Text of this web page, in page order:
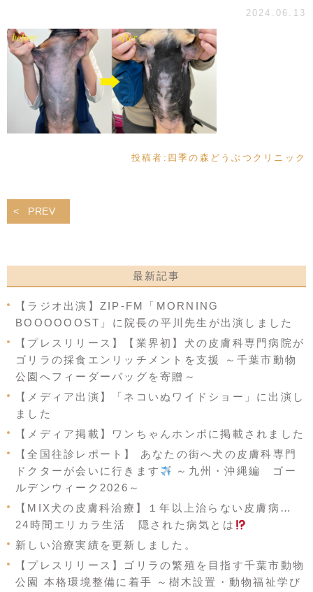
2024.06.13
投稿者: 四季の森どうぶつクリニック
PREV
最新記事
【ラジオ出演】ZIP-FM「MORNING
BOOOOOOST」に院長の平川先生が出演しました
【プレスリリース】【業界初】犬の皮膚科専門病院が
ゴリラの採食エンリッチメントを支援 ～千葉市動物
公園へフィーダーバッグを寄贈～
【メディア出演】「ネコいぬワイドショー」に出演し
ました
【メディア掲載】ワンちゃんホンポに掲載されました
【全国往診レポート】 あなたの街へ犬の皮膚科専門
ドクターが会いに行きます
～九州・沖縄編 ゴー
ルデンウィーク2026～
【MIX犬の皮膚科治療】１年以上治らない皮膚病…
24時間エリカラ生活 隠された病気とは
新しい治療実績を更新しました。
【プレスリリース】ゴリラの繁殖を目指す千葉市動物
公園 本格環境整備に着手 ～樹木設置・動物福祉学び